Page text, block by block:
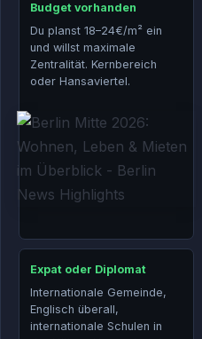
Budget vorhanden
Du planst 18–24€/m² ein
und willst maximale
Zentralität. Kernbereich
oder Hansaviertel.
Expat oder Diplomat
Internationale Gemeinde,
Englisch überall,
internationale Schulen in